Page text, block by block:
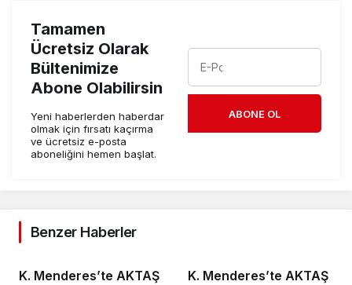
Tamamen
Ücretsiz Olarak
Bültenimize
Abone Olabilirsin
Yeni haberlerden haberdar
olmak için fırsatı kaçırma
ve ücretsiz e-posta
aboneliğini hemen başlat.
ABONE OL
Benzer Haberler
K. Menderes’te AKTAŞ
K. Menderes’te AKTAŞ